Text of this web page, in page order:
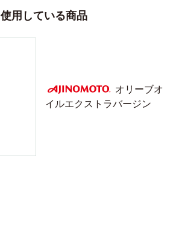
使用している商品
AJINOMOTO
オリーブオ
イルエクストラバージン